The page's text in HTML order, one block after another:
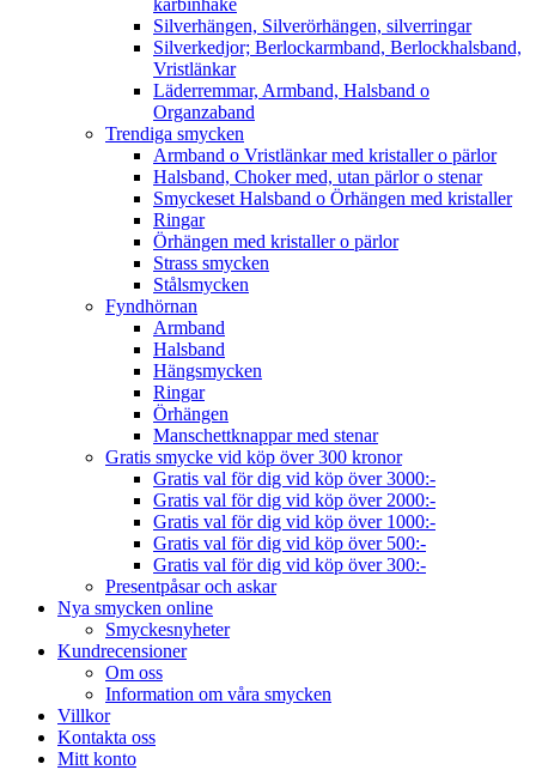
karbinhake
Silverhängen, Silverörhängen, silverringar
Silverkedjor; Berlockarmband, Berlockhalsband,
Vristlänkar
Läderremmar, Armband, Halsband o
Organzaband
Trendiga smycken
Armband o Vristlänkar med kristaller o pärlor
Halsband, Choker med, utan pärlor o stenar
Smyckeset Halsband o Örhängen med kristaller
Ringar
Örhängen med kristaller o pärlor
Strass smycken
Stålsmycken
Fyndhörnan
Armband
Halsband
Hängsmycken
Ringar
Örhängen
Manschettknappar med stenar
Gratis smycke vid köp över 300 kronor
Gratis val för dig vid köp över 3000:-
Gratis val för dig vid köp över 2000:-
Gratis val för dig vid köp över 1000:-
Gratis val för dig vid köp över 500:-
Gratis val för dig vid köp över 300:-
Presentpåsar och askar
Nya smycken online
Smyckesnyheter
Kundrecensioner
Om oss
Information om våra smycken
Villkor
Kontakta oss
Mitt konto